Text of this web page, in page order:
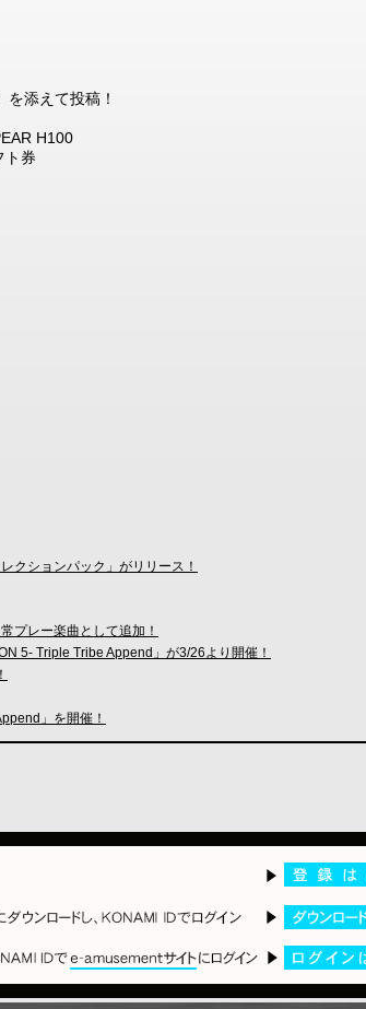
添えて投稿！
H100
ト券
クションパック」がリリース！
プレー楽曲として追加！
5- Triple Tribe Append」が3/26より開催！
」を開催！